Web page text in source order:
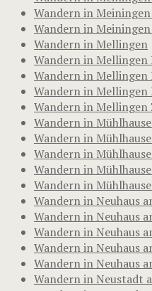
Wandern in
Wandern in
Wandern in Mellingen
Wandern in Mellingen
Wandern in
Wandern in
Wandern in
Wandern in
Wandern in
Wandern in
Wandern in
Wandern in
Wandern in Neuhaus
Wandern in Neuhaus
Wandern in Neuhaus
Wandern in Neuhaus
Wandern in Neuhaus
Wandern in Neustadt